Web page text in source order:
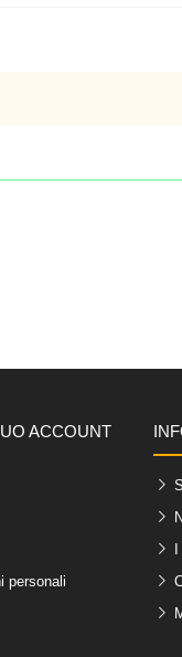
ACCOUNT
personali
I